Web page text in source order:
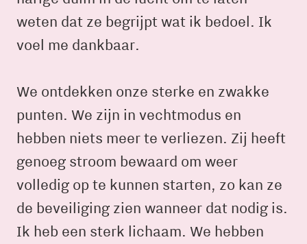
weten dat ze begrijpt wat ik bedoel. Ik
voel me dankbaar.
We ontdekken onze sterke en zwakke
punten. We zijn in vechtmodus en
hebben niets meer te verliezen. Zij heeft
genoeg stroom bewaard om weer
volledig op te kunnen starten, zo kan ze
de beveiliging zien wanneer dat nodig is.
Ik heb een sterk lichaam. We hebben